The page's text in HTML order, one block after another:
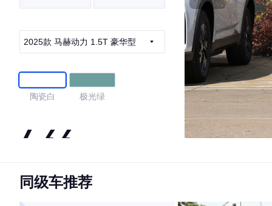
2025款 马赫动力 1.5T 豪华型
陶瓷白 极光绿
4.66
·外观表现一般，低于57%同级车
同级车推荐